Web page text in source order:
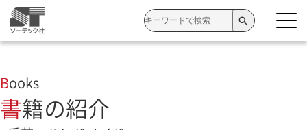
検
索:
Books
書籍の紹介